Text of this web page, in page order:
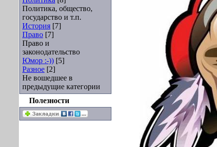
Политика, общество,
государство и т.п.
История [7]
Право [7]
Право и
законодательство
Юмор :-)) [5]
Разное [2]
Не вошедшее в
предыдущие категории
Полезности